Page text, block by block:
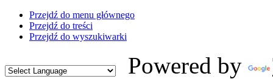
Przejdź do menu głównego
Przejdź do treści
Przejdź do wyszukiwarki
Powered by